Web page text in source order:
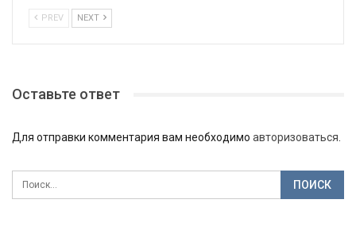
PREV NEXT
Оставьте ответ
Для отправки комментария вам необходимо авторизоваться